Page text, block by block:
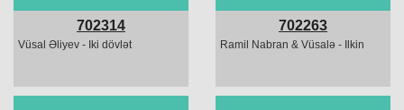
702314
Vüsal Əliyev - Iki dövlət
702263
Ramil Nabran & Vüsalə - Ilkin